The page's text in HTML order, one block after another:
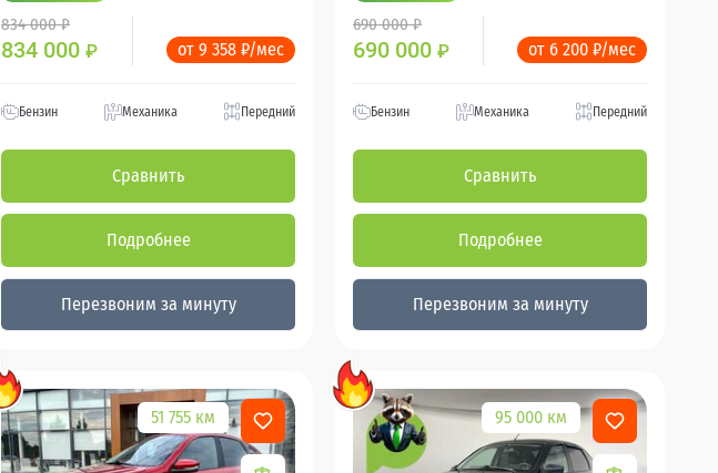
834 000 ₽
834 000 ₽ от 9 358 ₽/мес
Бензин Механика Передний
Сравнить
Подробнее
Перезвоним за минуту
690 000 ₽
690 000 ₽ от 6 200 ₽/мес
Бензин Механика Передний
Сравнить
Подробнее
Перезвоним за минуту
51 755 км 95 000 км